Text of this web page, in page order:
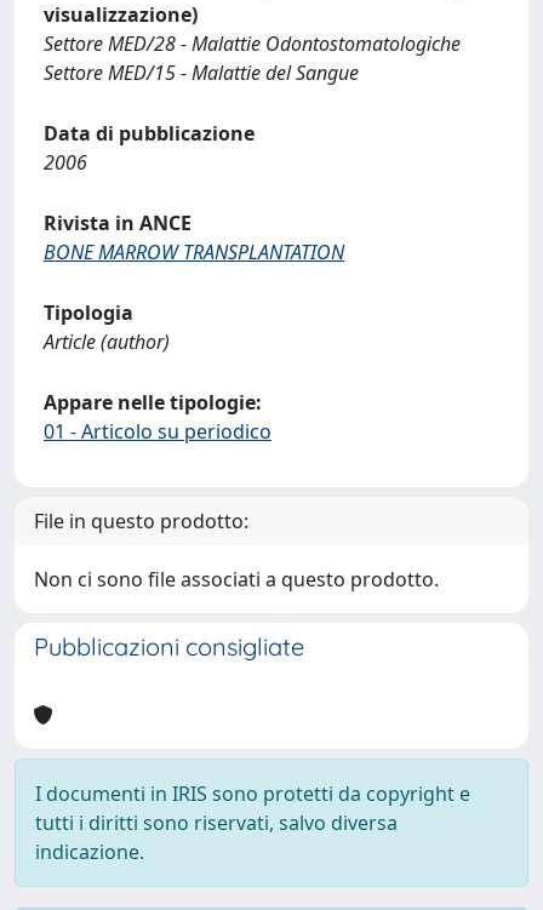
visualizzazione)
Settore MED/28 - Malattie Odontostomatologiche
Settore MED/15 - Malattie del Sangue
Data di pubblicazione
2006
Rivista in ANCE
BONE MARROW TRANSPLANTATION
Tipologia
Article (author)
Appare nelle tipologie:
01 - Articolo su periodico
File in questo prodotto:
Non ci sono file associati a questo prodotto.
Pubblicazioni consigliate
I documenti in IRIS sono protetti da copyright e
tutti i diritti sono riservati, salvo diversa
indicazione.